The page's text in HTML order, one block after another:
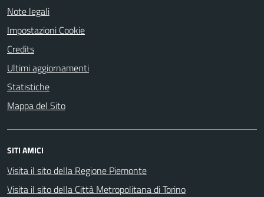
Note legali
Impostazioni Cookie
Credits
Ultimi aggiornamenti
Statistiche
Mappa del Sito
SITI AMICI
Visita il sito della Regione Piemonte
Visita il sito della Città Metropolitana di Torino